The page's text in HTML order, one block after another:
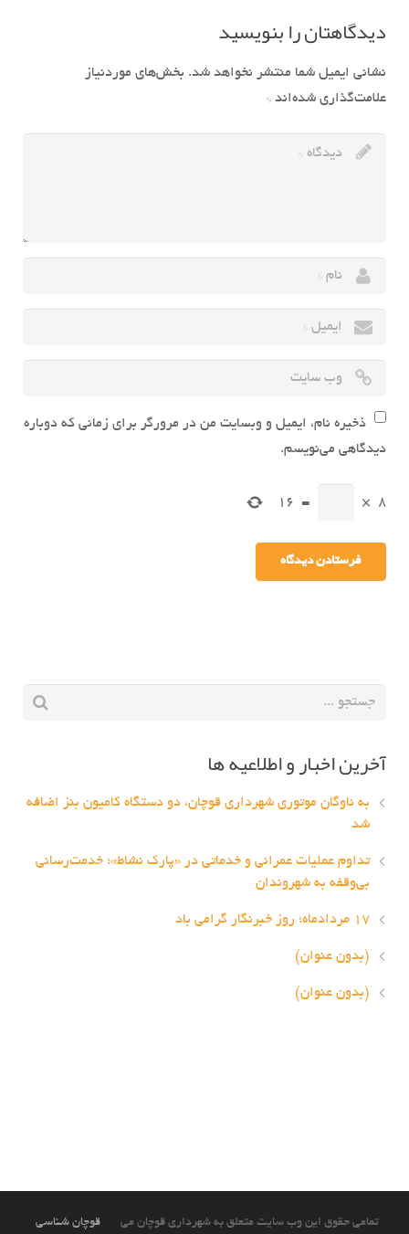
دیدگاهتان را بنویسید
نشانی ایمیل شما منتشر نخواهد شد. بخش‌های موردنیاز
علامت‌گذاری شده‌اند *
ذخیره نام، ایمیل و وبسایت من در مرورگر برای زمانی که دوباره
دیدگاهی می‌نویسم.
8
×
=
16
آخرین اخبار و اطلاعیه ها
به ناوگان موتوری شهرداری قوچان، دو دستگاه کامیون بنز اضافه
شد
تداوم عملیات عمرانی و خدماتی در «پارک نشاط»؛ خدمت‌رسانی
بی‌وقفه به شهروندان
۱۷ مردادماه؛ روز خبرنگار گرامی باد
(بدون عنوان)
(بدون عنوان)
قوچان شناسی تمامی حقوق این وب سایت متعلق به شهرداری قوچان می